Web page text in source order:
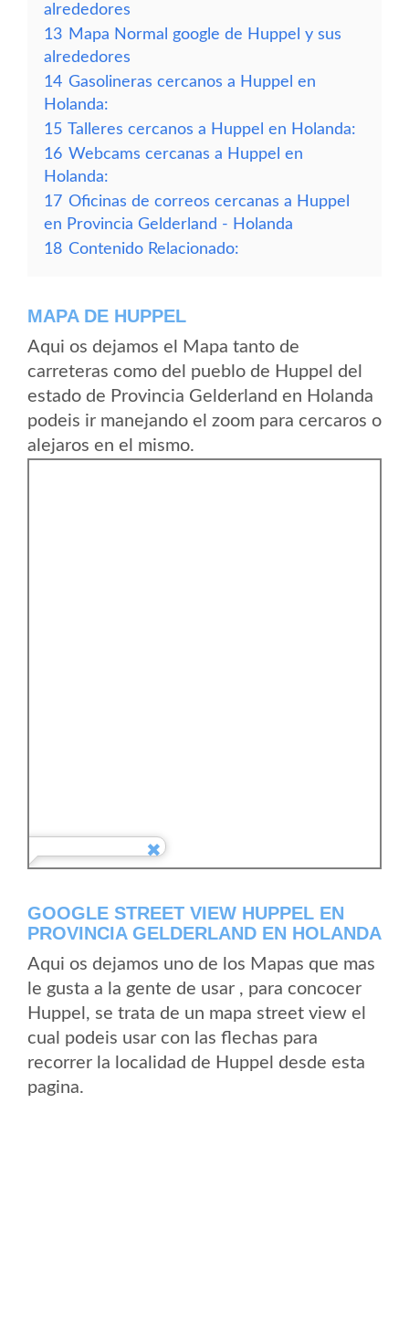
alrededores
13 Mapa Normal google de Huppel y sus
alrededores
14 Gasolineras cercanos a Huppel en
Holanda:
15 Talleres cercanos a Huppel en Holanda:
16 Webcams cercanas a Huppel en
Holanda:
17 Oficinas de correos cercanas a Huppel
en Provincia Gelderland - Holanda
18 Contenido Relacionado:
MAPA DE HUPPEL
Aqui os dejamos el Mapa tanto de
carreteras como del pueblo de Huppel del
estado de Provincia Gelderland en Holanda
podeis ir manejando el zoom para cercaros o
alejaros en el mismo.
GOOGLE STREET VIEW HUPPEL EN
PROVINCIA GELDERLAND EN HOLANDA
Aqui os dejamos uno de los Mapas que mas
le gusta a la gente de usar , para concocer
Huppel, se trata de un mapa street view el
cual podeis usar con las flechas para
recorrer la localidad de Huppel desde esta
pagina.